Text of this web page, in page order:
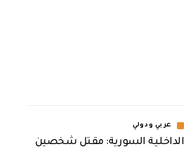
عربي ودولي
الداخلية السورية: مقتل شخصين